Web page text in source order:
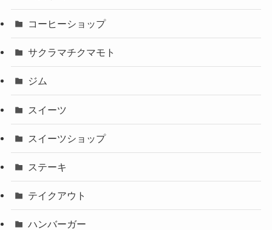
コーヒーショップ
サクラマチクマモト
ジム
スイーツ
スイーツショップ
ステーキ
テイクアウト
ハンバーガー